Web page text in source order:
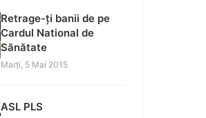
Retrage-ți banii de pe
Cardul National de
Sănătate
Marți, 5 Mai 2015
ASL PLS